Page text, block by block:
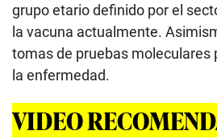
grupo etario definido por el
la vacuna actualmente.
tomas de pruebas moleculares
la enfermedad.
VIDEO